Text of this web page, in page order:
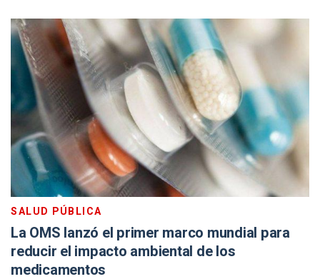
SALUD PÚBLICA
La OMS lanzó el primer marco mundial para
reducir el impacto ambiental de los
medicamentos